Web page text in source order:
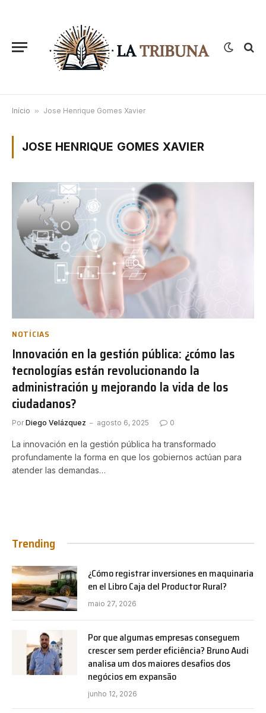
Início » Jose Henrique Gomes Xavier
JOSE HENRIQUE GOMES XAVIER
NOTÍCIAS
Innovación en la gestión pública: ¿cómo las
tecnologías están revolucionando la
administración y mejorando la vida de los
ciudadanos?
Por Diego Velázquez agosto 6, 2025 0
La innovación en la gestión pública ha transformado
profundamente la forma en que los gobiernos actúan para
atender las demandas…
Trending
¿Cómo registrar inversiones en maquinaria
en el Libro Caja del Productor Rural?
maio 27, 2026
Por que algumas empresas conseguem
crescer sem perder eficiência? Bruno Audi
analisa um dos maiores desafios dos
negócios em expansão
junho 12, 2026